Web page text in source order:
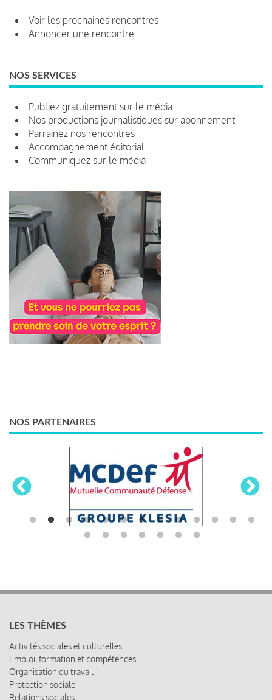
Voir les prochaines rencontres
Annoncer une rencontre
NOS SERVICES
Publiez gratuitement sur le média
Nos productions journalistiques sur abonnement
Parrainez nos rencontres
Accompagnement éditorial
Communiquez sur le média
NOS PARTENAIRES
LES THÈMES
Activités sociales et culturelles
Emploi, formation et compétences
Organisation du travail
Protection sociale
Relations sociales